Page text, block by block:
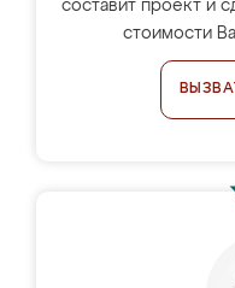
составит проект и
стоимости